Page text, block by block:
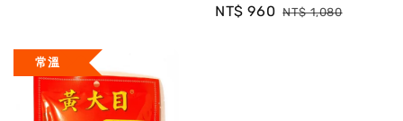
Sale
NT$ 960 Regular
NT$ 1,080
常溫